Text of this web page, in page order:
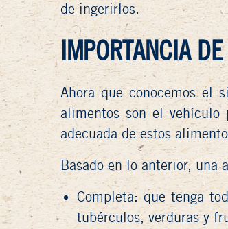
de ingerirlos.
IMPORTANCIA
Ahora que conocemos el
alimentos son el vehículo
adecuada de estos
Basado en lo anterior, una
Completa: que tenga
tubérculos, verduras y